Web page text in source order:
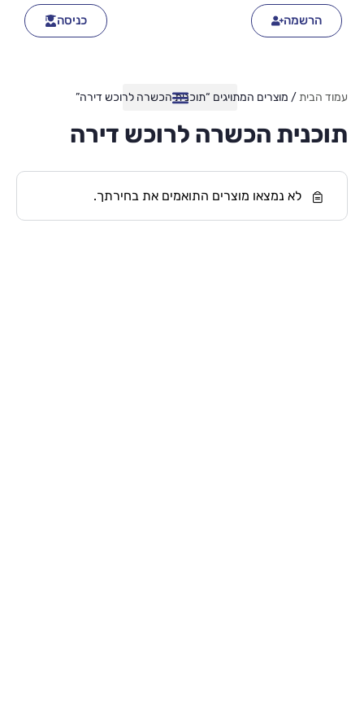
הרשמה כניסה
עמוד הבית/ מוצרים המתויגים “תוכנית הכשרה לרוכש דירה”
תוכנית הכשרה לרוכש דירה
לא נמצאו מוצרים התואמים את בחירתך.